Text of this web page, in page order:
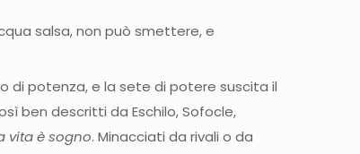
salsa, non può smettere, e
di potenza, e la sete di potere suscita il
ben descritti da Eschilo, Sofocle,
vita è sogno. Minacciati da rivali o da